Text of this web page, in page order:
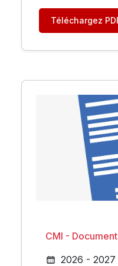
Téléchargez
CMI -
2026 - 2027